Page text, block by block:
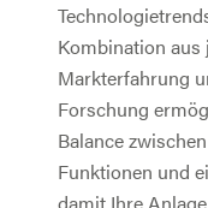
Kombination aus
Markterfahrung
Forschung
Balance
Funktionen und